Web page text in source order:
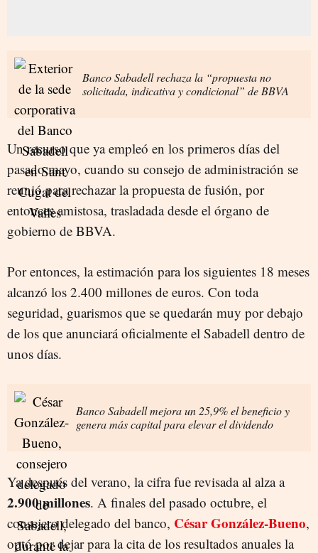
Banco Sabadell rechaza la “propuesta no
solicitada, indicativa y condicional” de BBVA
Un recurso que ya empleó en los primeros días del
pasado mayo, cuando su consejo de administración se
reunió para rechazar la propuesta de fusión, por
entonces amistosa, trasladada desde el órgano de
gobierno de BBVA.
Por entonces, la estimación para los siguientes 18 meses
alcanzó los 2.400 millones de euros. Con toda
seguridad, guarismos que se quedarán muy por debajo
de los que anunciará oficialmente el Sabadell dentro de
unos días.
Banco Sabadell mejora un 25,9% el beneficio y
genera más capital para elevar el dividendo
Ya después del verano, la cifra fue revisada al alza a
2.900 millones. A finales del pasado octubre, el
consejero delegado del banco, César González-Bueno,
optó por dejar para la cita de los resultados anuales la